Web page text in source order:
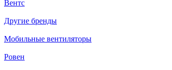
Вентс
Другие бренды
Мобильные вентиляторы
Ровен